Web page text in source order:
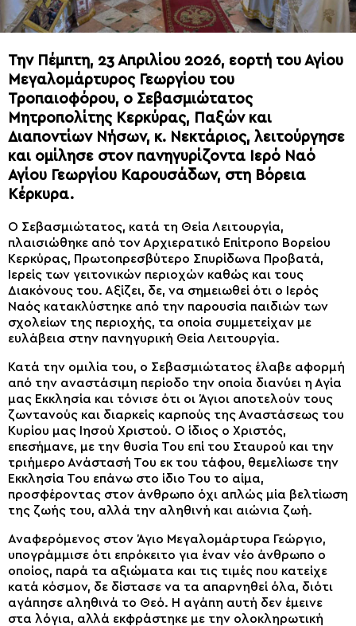
Την Πέμπτη, 23 Απριλίου 2026, εορτή του Αγίου
Μεγαλομάρτυρος Γεωργίου του
Τροπαιοφόρου, ο Σεβασμιώτατος
Μητροπολίτης Κερκύρας, Παξών και
Διαποντίων Νήσων, κ. Νεκτάριος, λειτούργησε
και ομίλησε στον πανηγυρίζοντα Ιερό Ναό
Αγίου Γεωργίου Καρουσάδων, στη Βόρεια
Κέρκυρα.
Ο Σεβασμιώτατος, κατά τη Θεία Λειτουργία,
πλαισιώθηκε από τον Αρχιερατικό Επίτροπο Βορείου
Κερκύρας, Πρωτοπρεσβύτερο Σπυρίδωνα Προβατά,
Ιερείς των γειτονικών περιοχών καθώς και τους
Διακόνους του. Αξίζει, δε, να σημειωθεί ότι ο Ιερός
Ναός κατακλύστηκε από την παρουσία παιδιών των
σχολείων της περιοχής, τα οποία συμμετείχαν με
ευλάβεια στην πανηγυρική Θεία Λειτουργία.
Κατά την ομιλία του, ο Σεβασμιώτατος έλαβε αφορμή
από την αναστάσιμη περίοδο την οποία διανύει η Αγία
μας Εκκλησία και τόνισε ότι οι Άγιοι αποτελούν τους
ζωντανούς και διαρκείς καρπούς της Αναστάσεως του
Κυρίου μας Ιησού Χριστού. Ο ίδιος ο Χριστός,
επεσήμανε, με την θυσία Του επί του Σταυρού και την
τριήμερο Ανάστασή Του εκ του τάφου, θεμελίωσε την
Εκκλησία Του επάνω στο ίδιο Του το αίμα,
προσφέροντας στον άνθρωπο όχι απλώς μία βελτίωση
της ζωής του, αλλά την αληθινή και αιώνια ζωή.
Αναφερόμενος στον Άγιο Μεγαλομάρτυρα Γεώργιο,
υπογράμμισε ότι επρόκειτο για έναν νέο άνθρωπο ο
οποίος, παρά τα αξιώματα και τις τιμές που κατείχε
κατά κόσμον, δε δίστασε να τα απαρνηθεί όλα, διότι
αγάπησε αληθινά το Θεό. Η αγάπη αυτή δεν έμεινε
στα λόγια, αλλά εκφράστηκε με την ολοκληρωτική